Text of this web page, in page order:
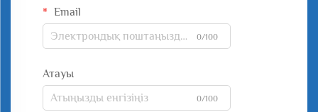
Email
0/100
Атауы
0/100